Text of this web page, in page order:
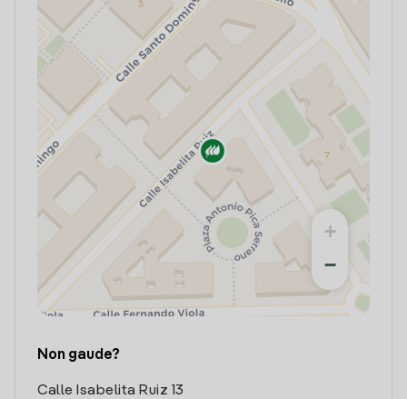
+
−
Non gaude?
Calle Isabelita Ruiz 13